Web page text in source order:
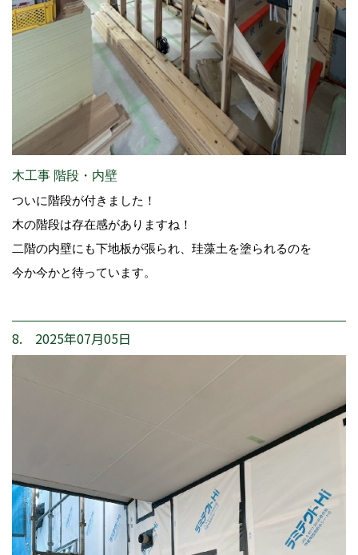
木工事 階段・内壁
ついに階段が付きました！
木の階段は存在感がありますね！
二階の内壁にも下地板が張られ、珪藻土を塗られるのを
今か今かと待っています。
8. 2025年07月05日